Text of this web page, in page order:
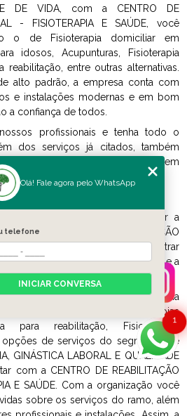
DE VIDA, com a CENTRO DE
- FISIOTERAPIA E SAÚDE, você
o de Fisioterapia domiciliar em
idosos, Acupunturas, Fisioterapia
reabilitação, entre outras alternativas.
alto padrão, a empresa conta com
e instalações modernas e em bom
a confiança de todos.
profissionais e tenha todo o
dos serviços já citados, também
manual e Fisioterapias. Entre em
suas dúvidas com nossa equipe.
serviços de abaixo:
FISIOTERAPIA, acabou de achar a
a CENTRO DE REABILITAÇÃO
E SAÚDE você pode encontrar
contando com a qualidade e a
Fisioterapia funcional, Fisioterapia
em Campinas, Fisioterapias
para reabilitação, Fisioterapias
opções de serviços do segmento de
GINÁSTICA LABORAL E QUALIDADE
com a CENTRO DE REABILITAÇÃO
E SAÚDE. Com a organização você
sobre os serviços do ramo, além
1
Olá! Fale agora pelo WhatsApp
telefone
INICIAR CONVERSA